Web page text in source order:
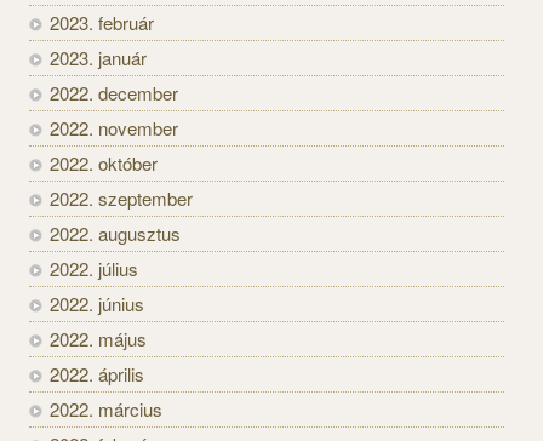
2023. február
2023. január
2022. december
2022. november
2022. október
2022. szeptember
2022. augusztus
2022. július
2022. június
2022. május
2022. április
2022. március